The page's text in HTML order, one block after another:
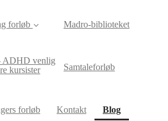
forløb
ADHD venlig
kursister
Madro-biblioteket
Samtaleforløb
forløb Kontakt Blog(current)